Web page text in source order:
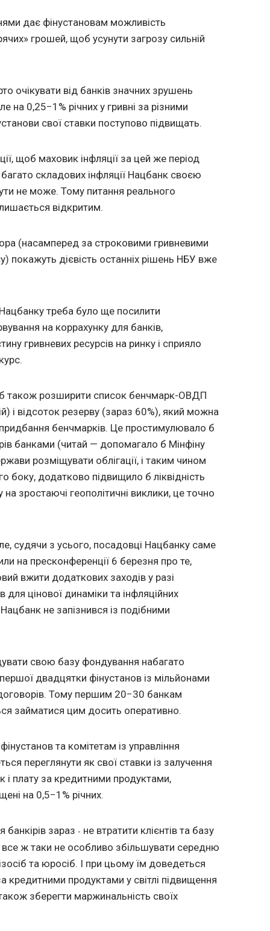
дає фінустановам можливість
грошей, щоб усунути загрозу сильній
очікувати від банків значних зрушень
на 0,25−1% річних у гривні за різними
свої ставки поступово підвищать.
щоб маховик інфляції за цей же період
складових інфляції Нацбанк своєю
не може. Тому питання реального
відкритим.
(насамперед за строковими гривневими
покажуть дієвість останніх рішень НБУ вже
треба було ще посилити
на коррахунку для банків,
гривневих ресурсів на ринку і сприяло
також розширити список бенчмарк-ОВДП
і відсоток резерву (зараз 60%), який можна
бенчмарків. Це простимулювало б
банками (читай — допомагало б Мінфіну
розміщувати облігації, і таким чином
боку, додатково підвищило б ліквідність
на зростаючі геополітичні виклики, це точно
судячи з усього, посадовці Нацбанку саме
на пресконференції 6 березня про те,
вжити додаткових заходів у разі
для цінової динаміки та інфляційних
не запізнився із подібними
свою базу фондування набагато
двадцятки фінустанов із мільйонами
Тому першим 20−30 банкам
займатися цим досить оперативно.
та комітетам із управління
переглянути як свої ставки із залучення
і плату за кредитними продуктами,
на 0,5−1% річних.
зараз - не втратити клієнтів та базу
ж таки не особливо збільшувати середню
та юросіб. І при цьому їм доведеться
кредитними продуктами у світлі підвищення
зберегти маржинальність своїх